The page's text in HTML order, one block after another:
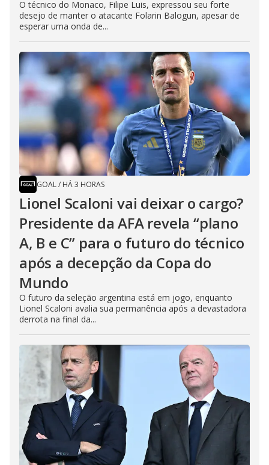
O técnico do Monaco, Filipe Luis, expressou seu forte
desejo de manter o atacante Folarin Balogun, apesar de
esperar uma onda de...
GOAL/ HÁ 3 HORAS
Lionel Scaloni vai deixar o cargo?
Presidente da AFA revela “plano
A, B e C” para o futuro do técnico
após a decepção da Copa do
Mundo
O futuro da seleção argentina está em jogo, enquanto
Lionel Scaloni avalia sua permanência após a devastadora
derrota na final da...